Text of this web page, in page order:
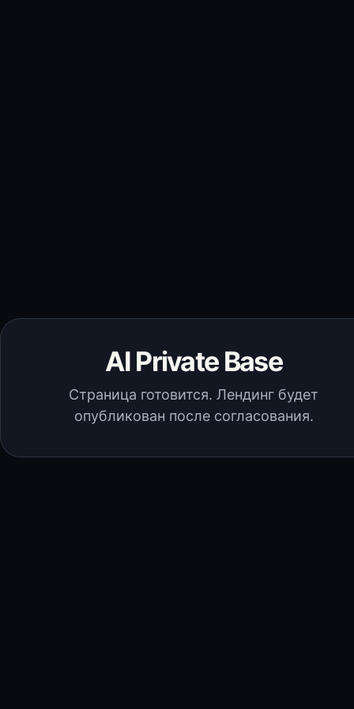
AI Private Base
Страница готовится. Лендинг будет
опубликован после согласования.